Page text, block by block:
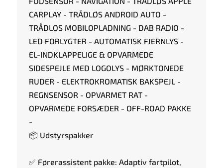
CARPLAY - TRÅDLØS ANDROID AUTO -
TRÅDLØS MOBILOPLADNING - DAB RADIO -
LED FORLYGTER - AUTOMATISK FJERNLYS -
EL-INDKLAPPELIGE & OPVARMEDE
SIDESPEJLE MED LOGOLYS - MØRKTONEDE
RUDER - ELEKTROKROMATISK BAKSPEJL -
REGNSENSOR - OPVARMET RAT -
OPVARMEDE FORSÆDER - OFF-ROAD PAKKE
-
📦 Udstyrspakker
✅ Førerassistent pakke: Adaptiv fartpilot,